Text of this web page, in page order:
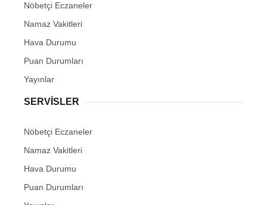
Nöbetçi Eczaneler
Namaz Vakitleri
Hava Durumu
Puan Durumları
Yayınlar
SERVİSLER
Nöbetçi Eczaneler
Namaz Vakitleri
Hava Durumu
Puan Durumları